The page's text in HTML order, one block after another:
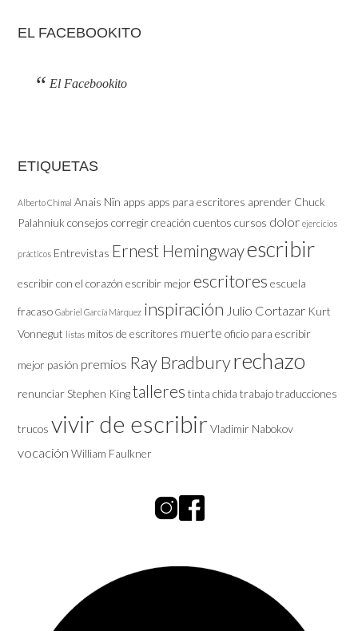
EL FACEBOOKITO
El Facebookito
ETIQUETAS
Alberto Chimal Anais Nïn apps apps para escritores aprender Chuck
Palahniuk consejos corregircreación cuentos cursos dolor ejercicios
prácticos Entrevistas Ernest Hemingwayescribir
escribir con el corazón escribir mejor escritores escuela
fracaso Gabriel García Márquez inspiración Julio Cortazar Kurt
Vonnegut listas mitos de escritores muerte oficio para escribir
mejor pasión premios Ray Bradburyrechazo
renunciar Stephen Kingtalleres tinta chida trabajotraducciones
trucos vivir de escribirVladimir Nabokov
vocación William Faulkner